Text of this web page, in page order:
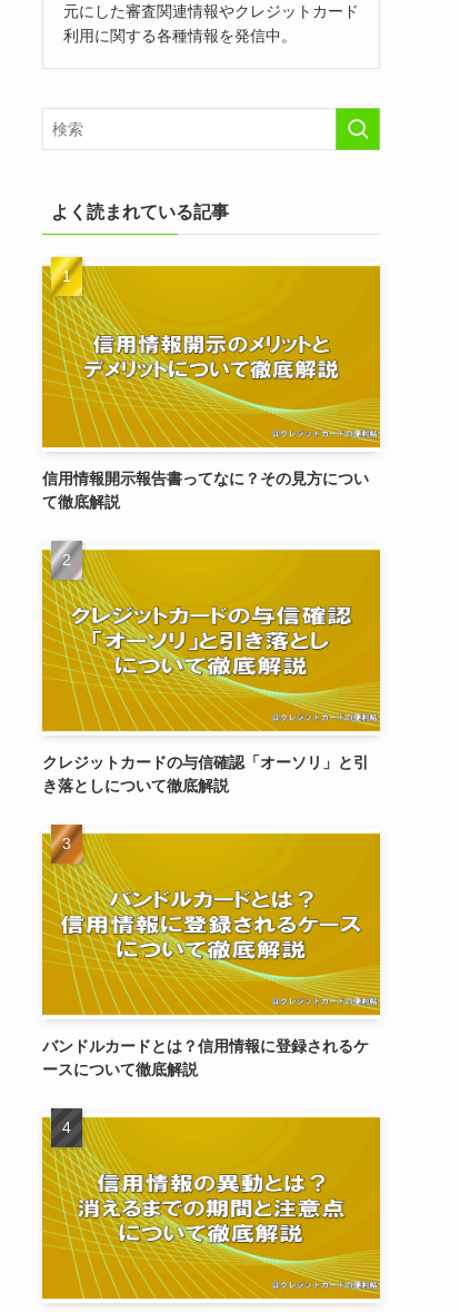
元にした審査関連情報やクレジットカード
利用に関する各種情報を発信中。
よく読まれている記事
信用情報開示報告書ってなに？その見方につい
て徹底解説
クレジットカードの与信確認「オーソリ」と引
き落としについて徹底解説
バンドルカードとは？信用情報に登録されるケ
ースについて徹底解説